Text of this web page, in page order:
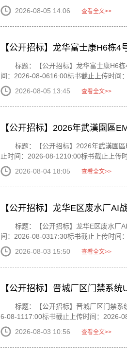
2026-08-05 14:06
查看全文>>
【公开招标】龙华富士康H6栋
标题：【公开招标】龙华富士康H6
间：2026-08-0616:00标书截止上传时间
2026-08-05 13:45
查看全文>>
【公开招标】2026年武漢園區
标题：【公开招标】2026年武漢園
止时间：2026-08-1210:00标书截止上传
2026-08-04 18:05
查看全文>>
【公开招标】龙华E区废水厂AI
标题：【公开招标】龙华E区废水厂
间：2026-08-0317:30标书截止上传时间
2026-08-03 15:50
查看全文>>
【公开招标】晋城厂区门禁系
标题：【公开招标】晋城厂区门禁
6-08-1117:00标书截止上传时间：2026-
2026-08-03 10:56
查看全文>>